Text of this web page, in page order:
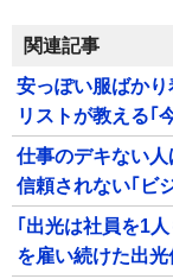
関連記事
安っぽい服ばか
リストが教える｢
仕事のデキない
信頼されない｢ビ
｢出光は社員を1
を雇い続けた出